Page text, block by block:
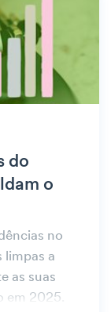
do
o
no
limpas a
as suas
em 2025.